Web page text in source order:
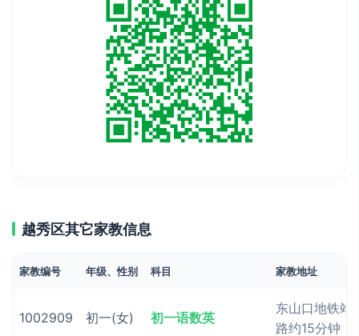
越秀区其它家教信息
家教编号 年级、性别 科目 家教地址
1002909 初一(女) 初一语数英
东山口地铁站
路约15分钟